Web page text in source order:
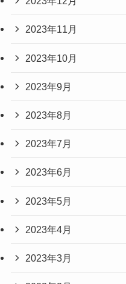
2023年11月
2023年10月
2023年9月
2023年8月
2023年7月
2023年6月
2023年5月
2023年4月
2023年3月